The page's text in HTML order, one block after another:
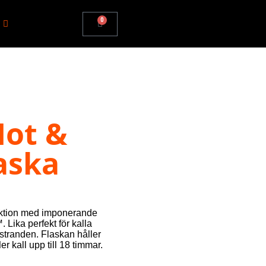
0
&
med imponerande
. Lika perfekt för kalla
Flaskan håller
kall upp till 18 timmar.